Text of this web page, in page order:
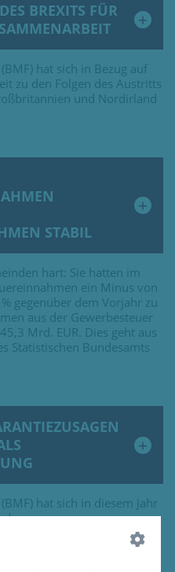
BREXITS FÜR
hat sich in Bezug auf
zu den Folgen des Austritts
und Nordirland
STABIL
hart: Sie hatten im
ein Minus von
gegenüber dem Vorjahr zu
aus der Gewerbesteuer
Mrd. EUR. Dies geht aus
Statistischen Bundesamts
hat sich in diesem Jahr
von
geäußert. Auslöser war
aus dem Jahr 2018.